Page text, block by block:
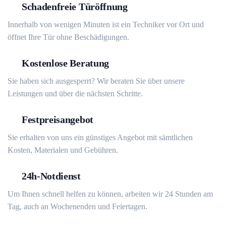
Schadenfreie Türöffnung
Innerhalb von wenigen Minuten ist ein Techniker vor Ort und
öffnet Ihre Tür ohne Beschädigungen.
Kostenlose Beratung
Sie haben sich ausgesperrt? Wir beraten Sie über unsere
Leistungen und über die nächsten Schritte.
Festpreisangebot
Sie erhalten von uns ein günstiges Angebot mit sämtlichen
Kosten, Materialen und Gebühren.
24h-Notdienst
Um Ihnen schnell helfen zu können, arbeiten wir 24 Stunden am
Tag, auch an Wochenenden und Feiertagen.